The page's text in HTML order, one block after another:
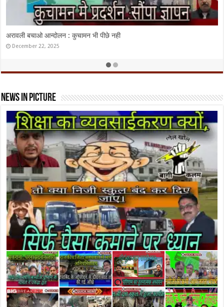
पीएम श्री राजकीय उच्च माध्यमिक विद्यालय हिराणी में हुआ मेगा पीटीएम एवं राष्ट्रीय एकता
दिवस समारोह का आयोजन“एकता में शक्ति है — यही है सशक्त भारत की पहचान।”
News In Picture